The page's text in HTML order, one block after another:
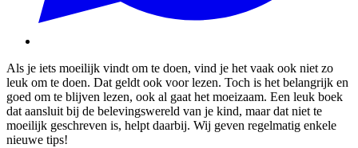
Als je iets moeilijk vindt om te doen, vind je het vaak ook niet zo
leuk om te doen. Dat geldt ook voor lezen. Toch is het belangrijk en
goed om te blijven lezen, ook al gaat het moeizaam. Een leuk boek
dat aansluit bij de belevingswereld van je kind, maar dat niet te
moeilijk geschreven is, helpt daarbij. Wij geven regelmatig enkele
nieuwe tips!